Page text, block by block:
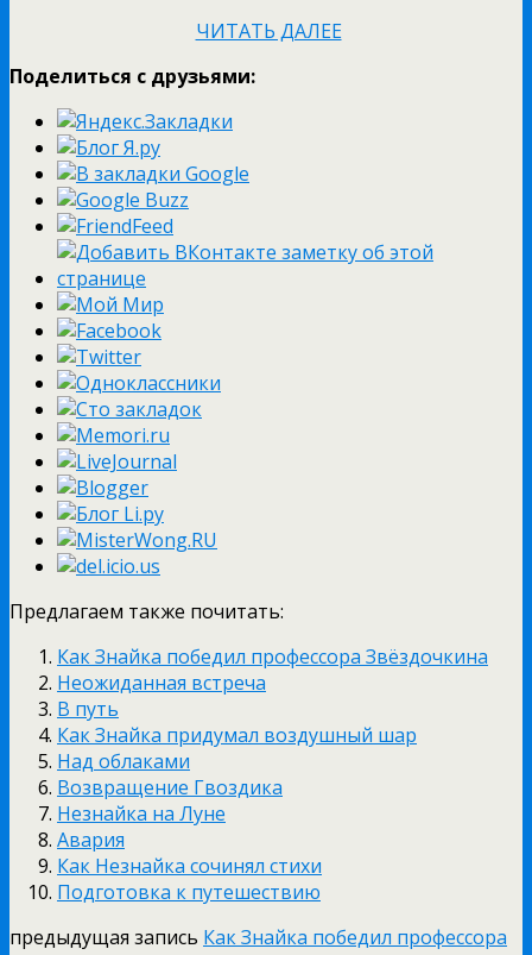
ЧИТАТЬ ДАЛЕЕ
Поделиться с друзьями:
Предлагаем также почитать:
Как Знайка победил профессора Звёздочкина
Неожиданная встреча
В путь
Как Знайка придумал воздушный шар
Над облаками
Возвращение Гвоздика
Незнайка на Луне
Авария
Как Незнайка сочинял стихи
Подготовка к путешествию
предыдущая запись Как Знайка победил профессора